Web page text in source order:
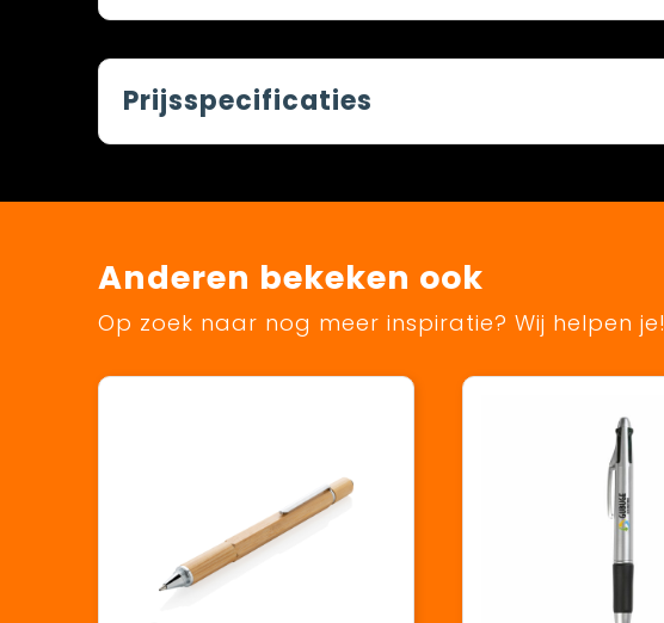
Prijsspecificaties
Anderen bekeken ook
Op zoek naar nog meer inspiratie? Wij helpen je!